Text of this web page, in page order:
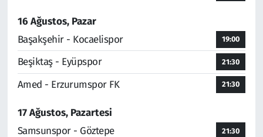
16 Ağustos, Pazar
Başakşehir - Kocaelispor
19:00
Beşiktaş - Eyüpspor 21:30
Amed - Erzurumspor FK 21:30
17 Ağustos, Pazartesi
Samsunspor - Göztepe
21:30